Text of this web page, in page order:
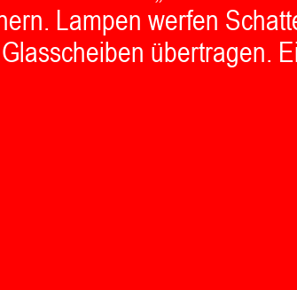
Lampen werfen
übertragen.